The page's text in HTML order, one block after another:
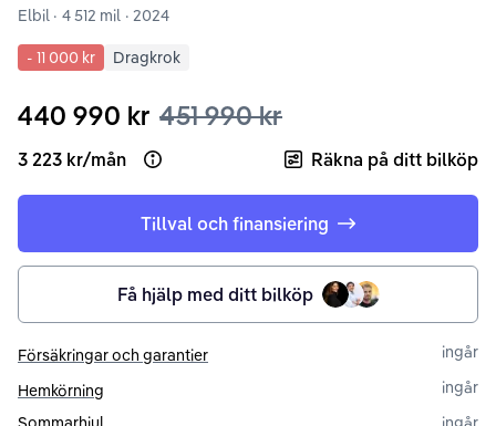
Elbil · 4 512 mil · 2024
- 11 000 kr Dragkrok
440 990 kr 451 990 kr
3 223 kr/mån Open loan example Räkna på ditt bilköp
Tillval och finansiering
Få hjälp med ditt bilköp
Försäkringar och garantier
ingår
Hemkörning
ingår